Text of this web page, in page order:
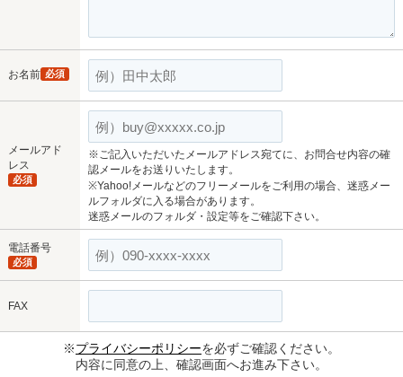
お名前 必須
メールアド
レス
必須
※ご記入いただいたメールアドレス宛てに、お問合せ内容の確
認メールをお送りいたします。
※Yahoo!メールなどのフリーメールをご利用の場合、迷惑メー
ルフォルダに入る場合があります。
迷惑メールのフォルダ・設定等をご確認下さい。
電話番号
必須
FAX
※プライバシーポリシーを必ずご確認ください。
内容に同意の上、確認画面へお進み下さい。